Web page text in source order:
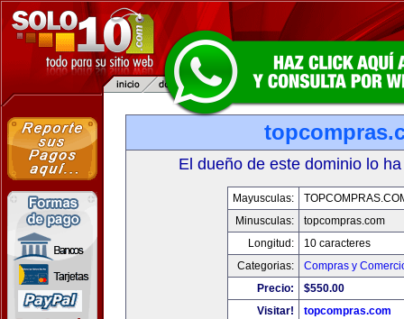
El dueño de este dominio lo
Mayusculas:
Minusculas:
topcompras.com
Longitud:
10 caracteres
Categorias:
Compras y
Precio:
$550.00
Visitar!
topcompras.com